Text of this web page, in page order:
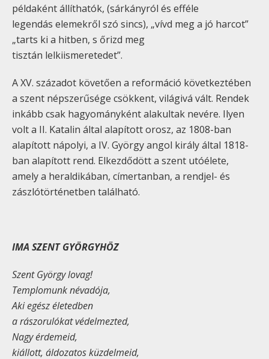
példaként állíthatók, (sárkányról és efféle
legendás elemekről szó sincs), „vívd meg a jó harcot”
„tarts ki a hitben, s őrizd meg
tisztán lelkiismeretedet”.
A XV. századot követően a reformáció következtében
a szent népszerűsége csökkent, világivá vált. Rendek
inkább csak hagyományként alakultak nevére. Ilyen
volt a II. Katalin által alapított orosz, az 1808-ban
alapított nápolyi, a IV. György angol király által 1818-
ban alapított rend. Elkezdődött a szent utóélete,
amely a heraldikában, címertanban, a rendjel- és
zászlótörténetben található.
IMA SZENT GYÖRGYHÖZ
Szent György lovag!
Templomunk névadója,
Aki egész életedben
a rászorulókat védelmezted,
Nagy érdemeid,
kiállott, áldozatos küzdelmeid,